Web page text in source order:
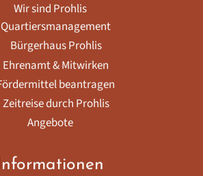
Wir sind Prohlis
Quartiersmanagement
Bürgerhaus Prohlis
Ehrenamt & Mitwirken
beantragen
Zeitreise durch Prohlis
Angebote
Informationen